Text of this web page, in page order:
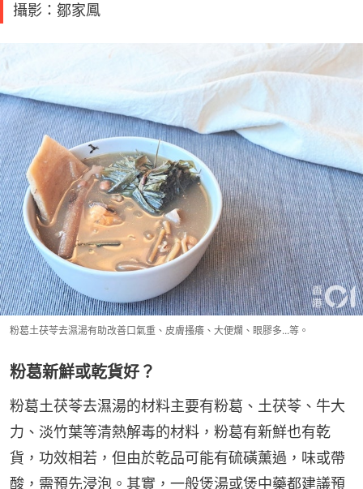
攝影：鄒家鳳
粉葛土茯苓去濕湯有助改善口氣重、皮膚搔癢、大便爛、眼膠多...等。
粉葛新鮮或乾貨好？
粉葛土茯苓去濕湯的材料主要有粉葛、土茯苓、牛大
力、淡竹葉等清熱解毒的材料，粉葛有新鮮也有乾
貨，功效相若，但由於乾品可能有硫磺薰過，味或帶
酸，需預先浸泡。其實，一般煲湯或煲中藥都建議預